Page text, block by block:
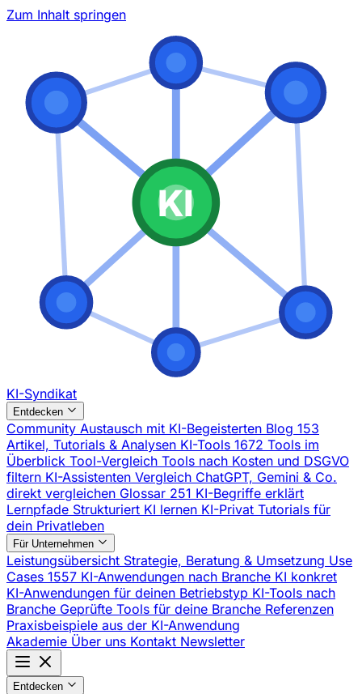
Zum Inhalt springen
KI
KI-Syndikat
Entdecken
Community Austausch mit KI-Begeisterten Blog 153
Artikel, Tutorials & Analysen KI-Tools 1672 Tools im
Überblick Tool-Vergleich Tools nach Kosten und DSGVO
filtern KI-Assistenten Vergleich ChatGPT, Gemini & Co.
direkt vergleichen Glossar 251 KI-Begriffe erklärt
Lernpfade Strukturiert KI lernen KI-Privat Tutorials für
dein Privatleben
Für Unternehmen
Leistungsübersicht Strategie, Beratung & Umsetzung Use
Cases 1557 KI-Anwendungen nach Branche KI konkret
KI-Anwendungen für deinen Betriebstyp KI-Tools nach
Branche Geprüfte Tools für deine Branche Referenzen
Praxisbeispiele aus der KI-Anwendung
Akademie Über uns Kontakt Newsletter
Entdecken